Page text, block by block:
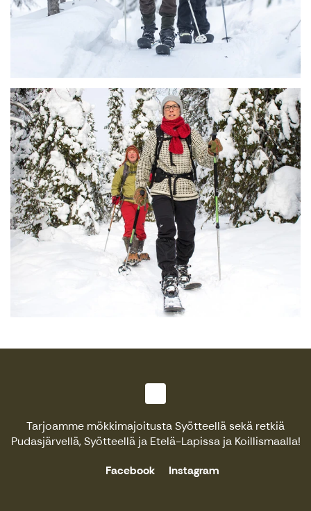
Tarjoamme mökkimajoitusta Syötteellä sekä retkiä
Pudasjärvellä, Syötteellä ja Etelä-Lapissa ja Koillismaalla!
Facebook
Instagram